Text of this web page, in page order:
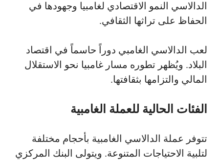
الدالاسي النمو الاقتصادي لغامبيا وجهودها في
الحفاظ على تراثها الثقافي.
لعب الدالاسي الغامبي دوراً حاسماً في اقتصاد
البلاد. ويُظهر تطوره مسار غامبيا نحو الاستقلال
المالي والتزامها بثقافتها.
الفئات الحالية للعملة الغامبية
تتوفر عملة الدالاسي الغامبية بأحجام مختلفة
لتلبية الاحتياجات المتنوعة. ويتولى البنك المركزي